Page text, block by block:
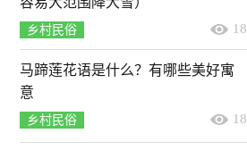
乡村民俗 18
马蹄莲花语是什么？有哪些美好寓
意
乡村民俗 18